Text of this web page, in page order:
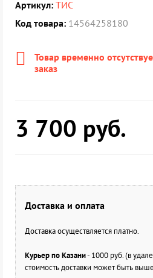
Артикул: ТИС
Код товара: 14564258180
Товар временно
заказ
3 700 руб.
Доставка и оплата
Доставка осуществляется платно.
Курьер по Казани- 1000 руб. (в
стоимость доставки может быть